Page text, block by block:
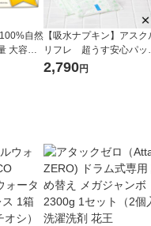
自然
大容量4
枚
【吸水ナプキン】アスク
リフレ 超うす安心パッ
スッキリ消臭170cc 1セ
2,790円